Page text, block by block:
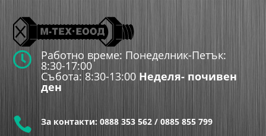
 Работно време: Понеделник-Петък:
8:30-17:00
Събота: 8:30-13:00 Неделя- почивен
ден
 За контакти: 0888 353 562 / 0885 855 799